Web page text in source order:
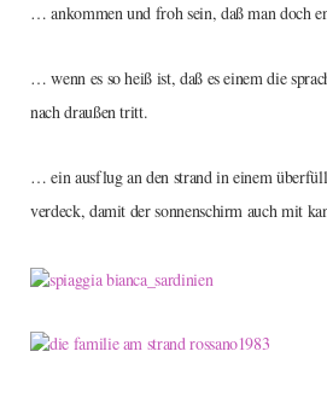
… ankommen und froh sein, daß man doch
… wenn es so heiß ist, daß es einem die
nach draußen tritt.
… ein ausflug an den strand in einem
verdeck, damit der sonnenschirm auch mit